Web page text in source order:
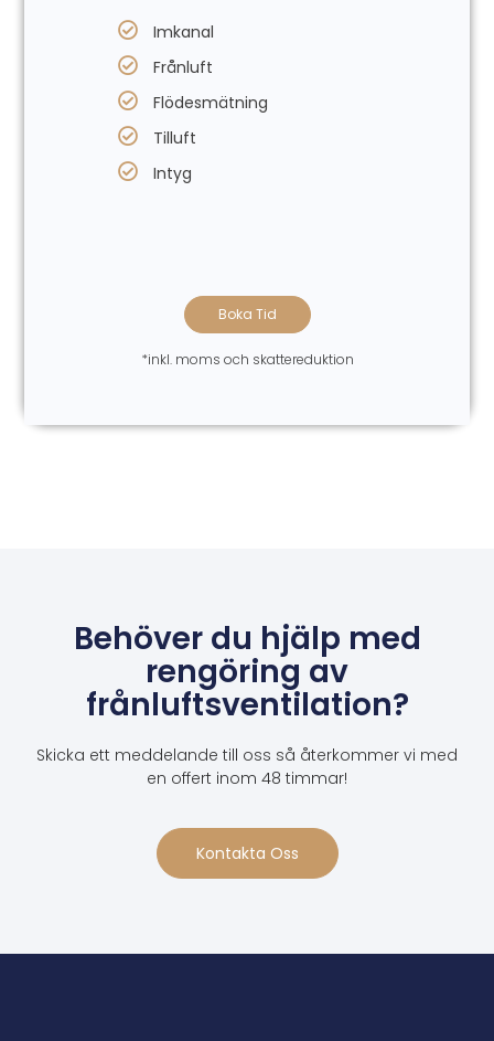
Imkanal
Frånluft
Flödesmätning
Tilluft
Intyg
Boka Tid
*inkl. moms och skattereduktion
Behöver du hjälp med
rengöring av
frånluftsventilation?
Skicka ett meddelande till oss så återkommer vi med
en offert inom 48 timmar!
Kontakta Oss